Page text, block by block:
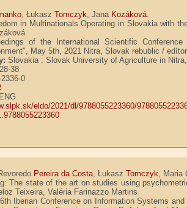
, ŁukaszTomczyk, Jana Kozáková.
in Multinationals Operating in Slovakia with
of the International Scientific
May 5th, 2021 Nitra, Slovak rebublic /
Slovakia : Slovak University of Agriculture in
38
0
ENG
eldo/2021/dl/9788055223360/
Pereira da Costa, ŁukaszTomczyk, Maria
The state of the art on studies using
Teixeira, Valéria Farinazzo Martins
Iberian Conference on Information Systems